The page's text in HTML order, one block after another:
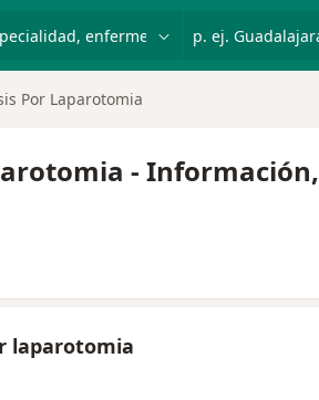
Por Laparotomia
-
laparotomia